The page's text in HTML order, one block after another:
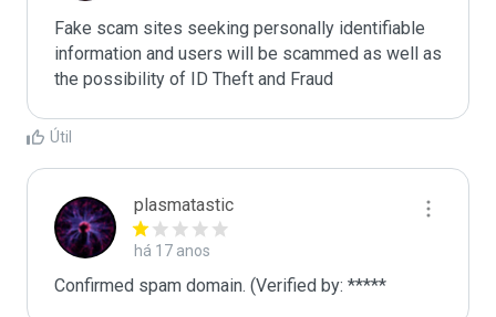
Fake scam sites seeking personally identifiable
information and users will be scammed as well as
the possibility of ID Theft and Fraud
Útil
plasmatastic
há 17 anos
Confirmed spam domain. (Verified by: *****